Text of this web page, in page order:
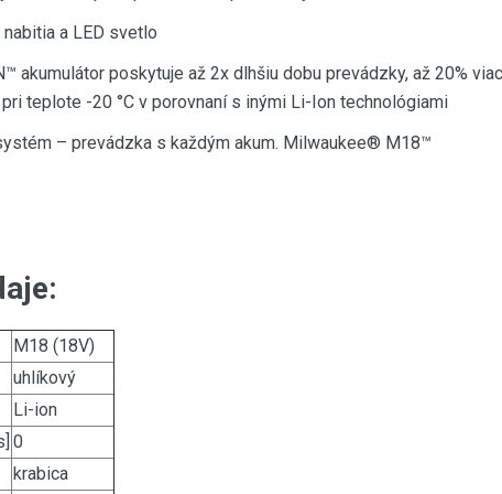
a LED svetlo
akumulátor poskytuje až 2x dlhšiu dobu prevádzky, až 20%
teplote -20 °C v porovnaní s inými Li-Ion technológiami
– prevádzka s každým akum. Milwaukee® M18™
M18 (18V)
uhlíkový
Li-ion
0
krabica